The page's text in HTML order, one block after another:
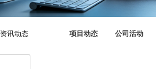
资讯动态 项目动态 公司活动